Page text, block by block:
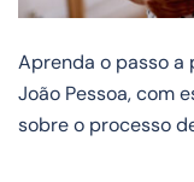
Aprenda o passo a
João Pessoa, com
sobre o processo